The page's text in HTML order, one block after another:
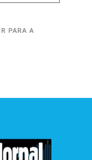
PARA A